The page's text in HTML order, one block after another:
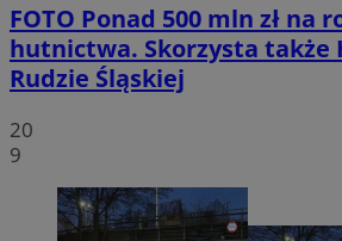
FOTO Ponad 500 mln zł na
hutnictwa. Skorzysta także
Rudzie Śląskiej
20
9